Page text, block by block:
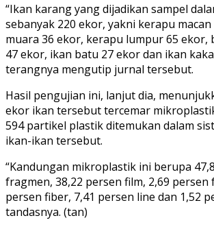
“Ikan karang yang dijadikan sampel
sebanyak 220 ekor, yakni kerapu
muara 36 ekor, kerapu lumpur 65 ekor,
47 ekor, ikan batu 27 ekor dan ikan
terangnya mengutip jurnal tersebut.
Hasil pengujian ini, lanjut dia,
ekor ikan tersebut tercemar
594 partikel plastik ditemukan dalam
ikan-ikan tersebut.
“Kandungan mikroplastik ini berupa
fragmen, 38,22 persen film, 2,69 persen
persen fiber, 7,41 persen line dan 1,52
tandasnya. (tan)